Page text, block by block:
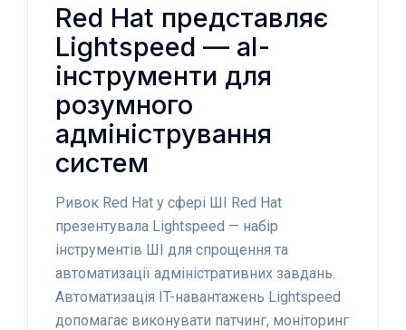
Red Hat представляє
Lightspeed — aІ-
інструменти для
розумного
адміністрування
систем
Ривок Red Hat у сфері ШІ Red Hat
презентувала Lightspeed — набір
інструментів ШІ для спрощення та
автоматизації адміністративних завдань.
Автоматизація IT-навантажень Lightspeed
допомагає виконувати патчинг, моніторинг